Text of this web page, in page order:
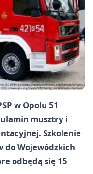
w Opolu 51
musztry i
Szkolenie
do Wojewódzkich
odbędą się 15